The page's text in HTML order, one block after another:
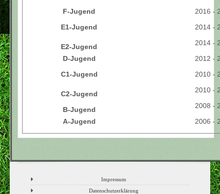
Impressum
Datenschutzerklärung
F-Jugend
2016 -
E1-Jugend
2014 -
E2-Jugend
2014 -
D-Jugend
2012 -
C1-Jugend
2010 -
C2-Jugend 2010 -
B-Jugend
2008 -
A-Jugend
2006 -